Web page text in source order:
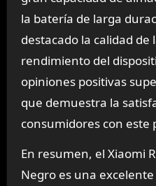
la batería de larga
destacado la calidad de
rendimiento del
opiniones positivas
que demuestra la
consumidores con este
En resumen, el Xiaomi
Negro es una